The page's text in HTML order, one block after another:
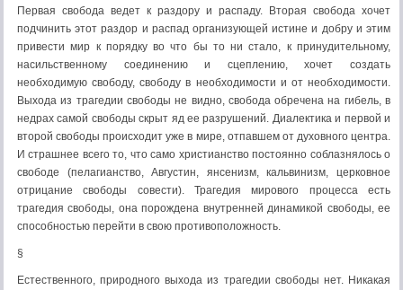
Первая свобода ведет к раздору и распаду. Вторая свобода хочет
подчинить этот раздор и распад организующей истине и добру и этим
привести мир к порядку во что бы то ни стало, к принудительному,
насильственному соединению и сцеплению, хочет создать
необходимую свободу, свободу в необходимости и от необходимости.
Выхода из трагедии свободы не видно, свобода обречена на гибель, в
недрах самой свободы скрыт яд ее разрушений. Диалектика и первой и
второй свободы происходит уже в мире, отпавшем от духовного центра.
И страшнее всего то, что само христианство постоянно соблазнялось о
свободе (пелагианство, Августин, янсенизм, кальвинизм, церковное
отрицание свободы совести). Трагедия мирового процесса есть
трагедия свободы, она порождена внутренней динамикой свободы, ее
способностью перейти в свою противоположность.
§
Естественного, природного выхода из трагедии свободы нет. Никакая